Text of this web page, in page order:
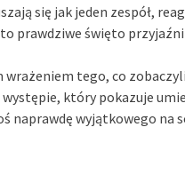
się jak jeden zespół,
prawdziwe święto
tego, co
który pokazuje
naprawdę wyjątkowego na